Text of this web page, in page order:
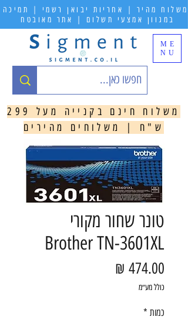
ME
NU
משלוח מהיר | אחריות יבואן רשמי | תמיכה
במגוון אמצעי תשלום | אתר מאובטח
משלוח חינם בקנייה מעל 299
ש"ח | משלוחים מהירים
טונר ‏שחור מקורי
Brother TN-3601XL
כולל מע״מ
כמות *